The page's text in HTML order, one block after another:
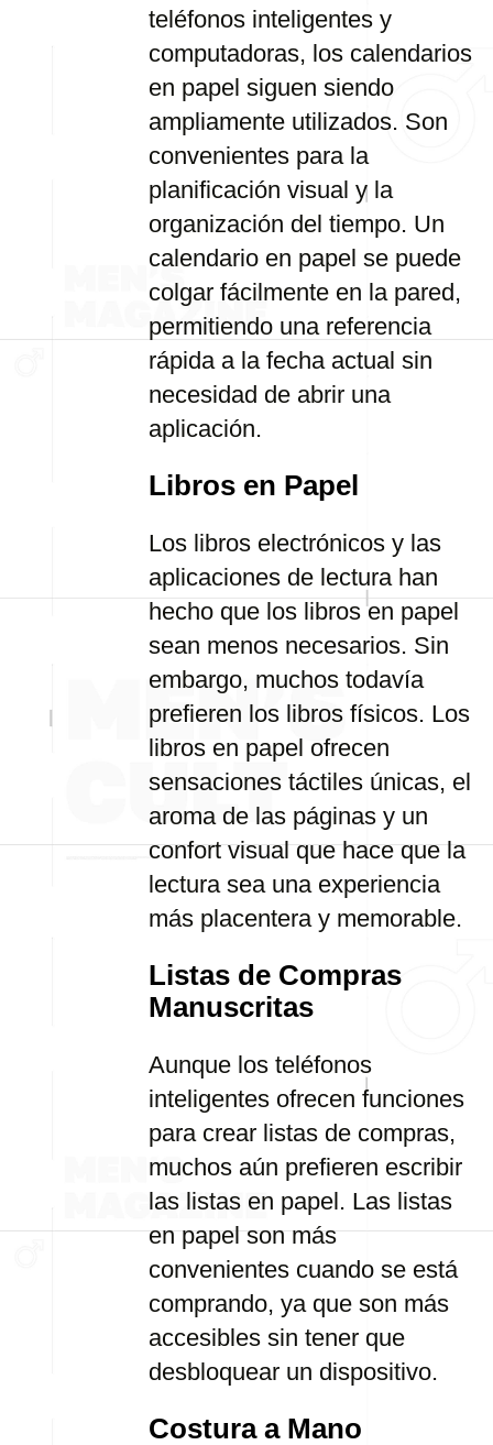
teléfonos inteligentes y
computadoras, los calendarios
en papel siguen siendo
ampliamente utilizados. Son
convenientes para la
planificación visual y la
organización del tiempo. Un
calendario en papel se puede
colgar fácilmente en la pared,
permitiendo una referencia
rápida a la fecha actual sin
necesidad de abrir una
aplicación.
Libros en Papel
Los libros electrónicos y las
aplicaciones de lectura han
hecho que los libros en papel
sean menos necesarios. Sin
embargo, muchos todavía
prefieren los libros físicos. Los
libros en papel ofrecen
sensaciones táctiles únicas, el
aroma de las páginas y un
confort visual que hace que la
lectura sea una experiencia
más placentera y memorable.
Listas de Compras
Manuscritas
Aunque los teléfonos
inteligentes ofrecen funciones
para crear listas de compras,
muchos aún prefieren escribir
las listas en papel. Las listas
en papel son más
convenientes cuando se está
comprando, ya que son más
accesibles sin tener que
desbloquear un dispositivo.
Costura a Mano